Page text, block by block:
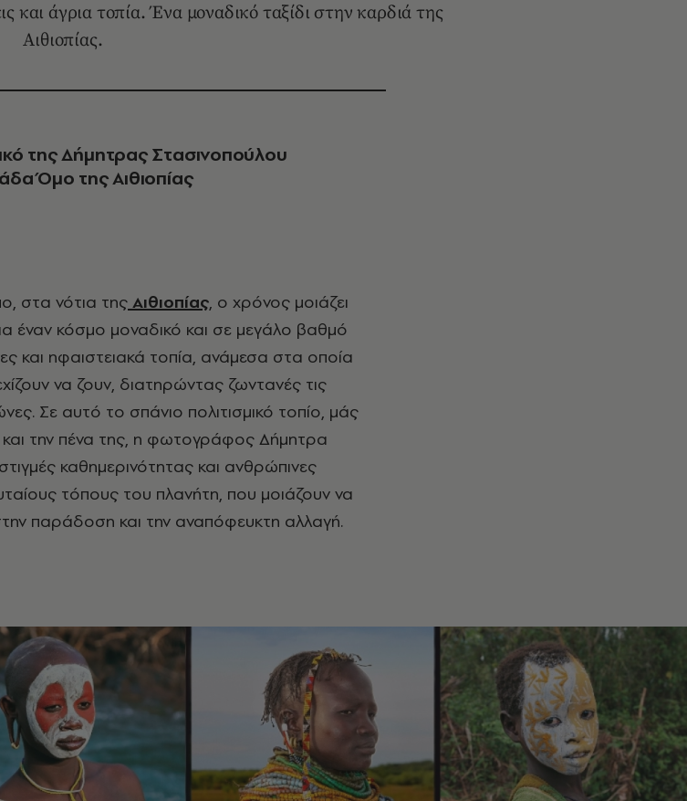
και άγρια τοπία. Ένα μοναδικό ταξίδι στην καρδιά της
Αιθιοπίας.
της Δήμητρας Στασινοπούλου
Όμο της Αιθιοπίας
, στα νότια της Αιθιοπίας, ο χρόνος μοιάζει
έναν κόσμο μοναδικό και σε μεγάλο βαθμό
και ηφαιστειακά τοπία, ανάμεσα στα οποία
να ζουν, διατηρώντας ζωντανές τις
Σε αυτό το σπάνιο πολιτισμικό τοπίο, μάς
την πένα της, η φωτογράφος Δήμητρα
καθημερινότητας και ανθρώπινες
τόπους του πλανήτη, που μοιάζουν να
παράδοση και την αναπόφευκτη αλλαγή.